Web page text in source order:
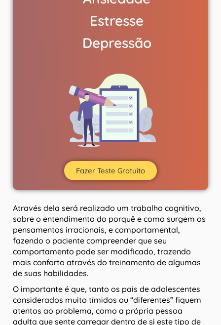
Estresse
Depressão
Fazer Teste Gratuito
Através dela será realizado um trabalho cognitivo,
sobre o entendimento do porquê e como surgem os
pensamentos irracionais, e comportamental,
fazendo o paciente compreender que seu
comportamento pode ser modificado, trazendo
mais conforto através do treinamento de algumas
de suas habilidades.
O importante é que, tanto os pais de adolescentes
considerados muito tímidos ou “diferentes” fiquem
atentos ao problema, como a própria pessoa
adulta que sente carregar dentro de si este tipo de